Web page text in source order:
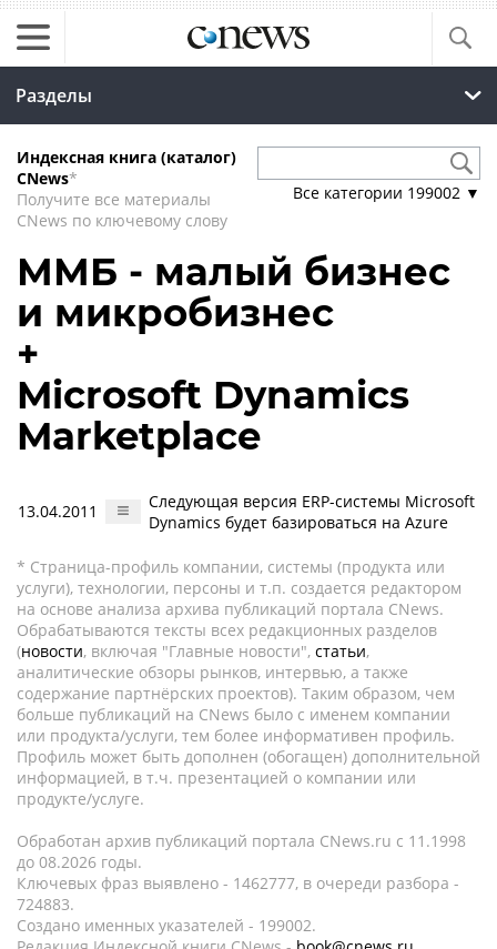
Разделы
Индексная книга (каталог)
CNews*
Получите все материалы
CNews по ключевому слову
Все категории 199002 ▼
ММБ - малый бизнес
и микробизнес
+
Microsoft Dynamics
Marketplace
13.04.2011
Следующая версия ERP-системы Microsoft
Dynamics будет базироваться на Azure
* Страница-профиль компании, системы (продукта или
услуги), технологии, персоны и т.п. создается редактором
на основе анализа архива публикаций портала CNews.
Обрабатываются тексты всех редакционных разделов
(новости, включая "Главные новости", статьи,
аналитические обзоры рынков, интервью, а также
содержание партнёрских проектов). Таким образом, чем
больше публикаций на CNews было с именем компании
или продукта/услуги, тем более информативен профиль.
Профиль может быть дополнен (обогащен) дополнительной
информацией, в т.ч. презентацией о компании или
продукте/услуге.
Обработан архив публикаций портала CNews.ru c 11.1998
до 08.2026 годы.
Ключевых фраз выявлено - 1462777, в очереди разбора -
724883.
Создано именных указателей - 199002.